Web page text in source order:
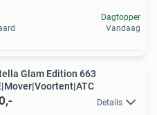
Dagtopper
Vandaag
Glam Edition 663
Details